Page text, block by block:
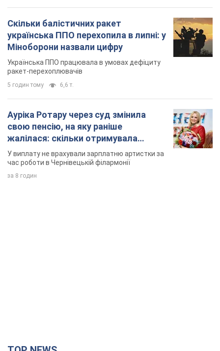
Скільки балістичних ракет
українська ППО перехопила в липні: у
Міноборони назвали цифру
Українська ППО працювала в умовах дефіциту
ракет-перехоплювачів
5 годин тому 6,6 т.
Ауріка Ротару через суд змінила
свою пенсію, на яку раніше
жалілася: скільки отримувала
співачка
У виплату не врахували зарплатню артистки за
час роботи в Чернівецькій філармонії
за 8 годин